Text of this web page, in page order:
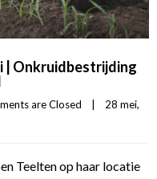
| Onkruidbestrijding
are Closed
28 mei,
Teelten op haar locatie